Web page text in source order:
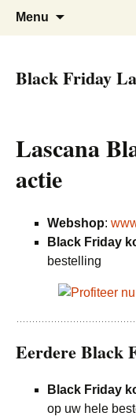
Black
De beste
Menu
Black Friday
Lascana
actie
Webshop:
Black Friday
bestelling
Eerdere Black
Black Friday
op uw hele